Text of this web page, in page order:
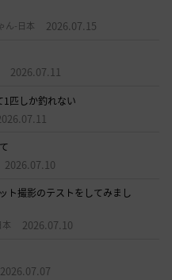
ん-日本 2026.07.15
2026.07.11
1匹しか釣れない
2026.07.10
ト撮影のテストをしてみまし
2026.07.10
2026.07.07